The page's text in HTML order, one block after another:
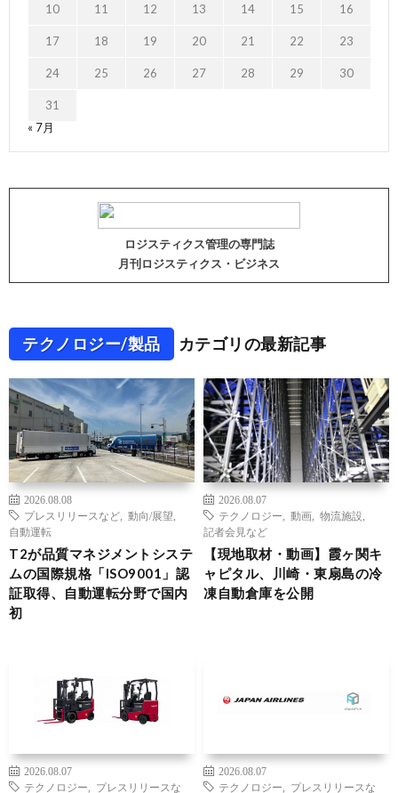
10 11 12 13 14 15 16
17 18 19 20 21 22 23
24 25 26 27 28 29 30
31
« 7月
ロジスティクス管理の専門誌
月刊ロジスティクス・ビジネス
テクノロジー/製品 カテゴリの最新記事
2026.08.08
プレスリリースなど
動向/展望
自動運転
T2が品質マネジメントシステ
ムの国際規格「ISO9001」認
証取得、自動運転分野で国内
初
2026.08.07
テクノロジー
動画 物流施設
記者会見など
【現地取材・動画】霞ヶ関キ
ャピタル、川崎・東扇島の冷
凍自動倉庫を公開
2026.08.07
テクノロジー
プレスリリースな
2026.08.07
テクノロジー
プレスリリースな